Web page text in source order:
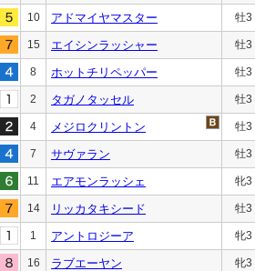
10 アドマイヤマスター 牡3
15 エイシンラッシャー 牡3
8 ホットチリペッパー 牡3
2 タガノタッセル 牡3
4 メジロクリントン 牡3
7 サヴァラン 牡3
11 エアモンラッシェ 牝3
14 リッカタキシード 牡3
1 アントロジーア 牝3
16 ラブエーヤン 牝3